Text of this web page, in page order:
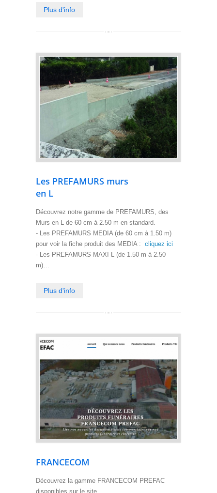
Plus d'info
Les PREFAMURS murs
en L
Découvrez notre gamme de PREFAMURS, des
Murs en L de 60 cm à 2.50 m en standard.
- Les PREFAMURS MEDIA (de 60 cm à 1.50 m)
pour voir la fiche produit des MEDIA : cliquez ici
- Les PREFAMURS MAXI L (de 1.50 m à 2.50
m)…
Plus d'info
FRANCECOM
Découvrez la gamme FRANCECOM PREFAC
disponibles sur le site